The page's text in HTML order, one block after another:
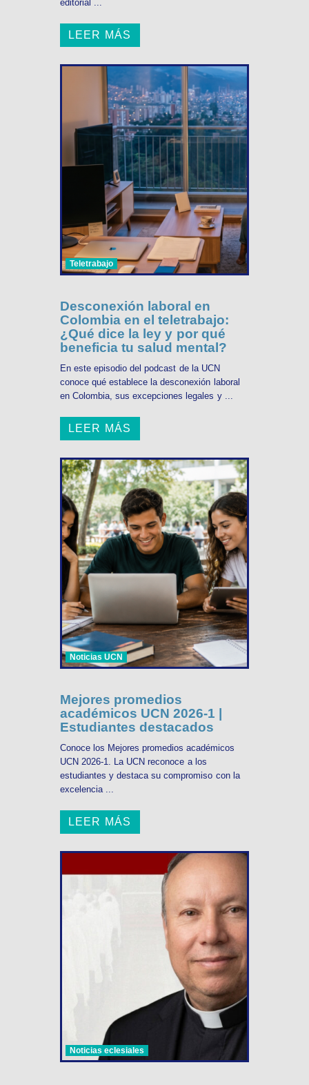
editorial ...
LEER MÁS
Teletrabajo
Desconexión laboral en
Colombia en el teletrabajo:
¿Qué dice la ley y por qué
beneficia tu salud mental?
En este episodio del podcast de la UCN
conoce qué establece la desconexión laboral
en Colombia, sus excepciones legales y ...
LEER MÁS
Noticias UCN
Mejores promedios
académicos UCN 2026-1 |
Estudiantes destacados
Conoce los Mejores promedios académicos
UCN 2026-1. La UCN reconoce a los
estudiantes y destaca su compromiso con la
excelencia ...
LEER MÁS
Noticias eclesiales